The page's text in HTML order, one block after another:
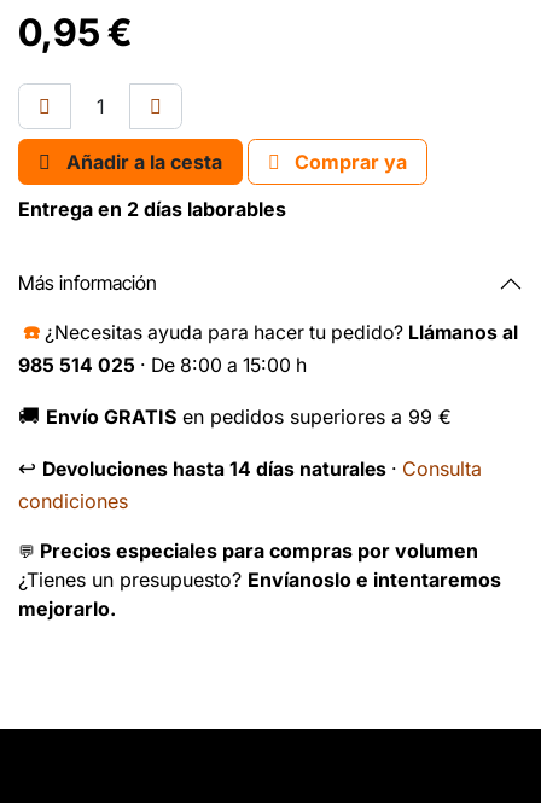
0,95€
Añadir a la cesta
Comprar ya
Entrega en 2 días laborables
Más información
☎️ ¿Necesitas ayuda para hacer tu pedido? Llámanos al
985 514 025 · De 8:00 a 15:00 h
🚚 Envío GRATIS en pedidos superiores a 99 €
↩️ Devoluciones hasta 14 días naturales · Consulta
condiciones
💬 Precios especiales para compras por volumen
¿Tienes un presupuesto? Envíanoslo e intentaremos
mejorarlo.